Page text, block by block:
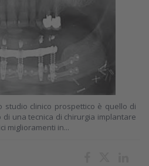
studio clinico prospettico è quello di
una tecnica di chirurgia implantare
miglioramenti in...